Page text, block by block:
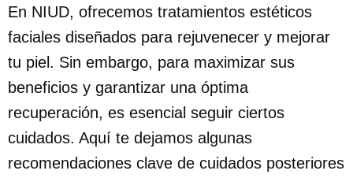
En NIUD, ofrecemos tratamientos estéticos
faciales diseñados para rejuvenecer y mejorar
tu piel. Sin embargo, para maximizar sus
beneficios y garantizar una óptima
recuperación, es esencial seguir ciertos
cuidados. Aquí te dejamos algunas
recomendaciones clave de cuidados posteriores